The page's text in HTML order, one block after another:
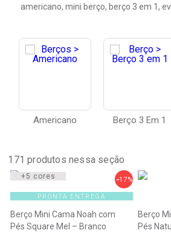
americano, mini berço, berço 3 em 1,
Americano Berço 3 Em 1
171 produtos nessa seção
17%
+5 cores
PRONTA ENTREGA
Berço Mini Cama Noah com
Pés Square Mel – Branco
Berço
Pés